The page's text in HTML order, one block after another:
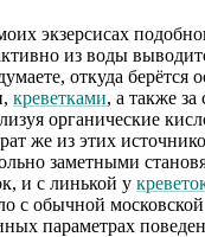
экзерсисах
из воды
откуда берётся
креветками, а также за
органические
же из этих
заметными
и с линькой у
с обычной
параметрах